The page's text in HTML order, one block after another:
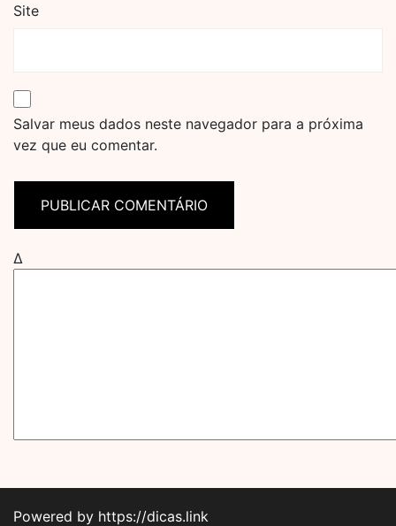
Site
Salvar meus dados neste navegador para a próxima
vez que eu comentar.
Δ
Powered by https://dicas.link